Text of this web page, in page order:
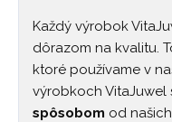
Každý výrobok
dôrazom na kvalitu.
ktoré používame v
výrobkoch VitaJuwel
spôsobom od